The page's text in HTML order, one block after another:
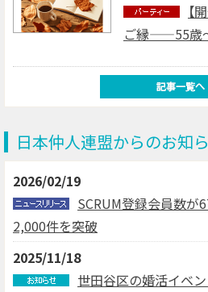
【
ご縁——55歳
日本仲人連盟からのお知
2026/02/19
SCRUM登録会員数が
2,000件を突破
2025/11/18
世田谷区の婚活イベン